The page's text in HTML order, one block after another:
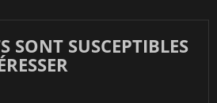
SONT SUSCEPTIBLES